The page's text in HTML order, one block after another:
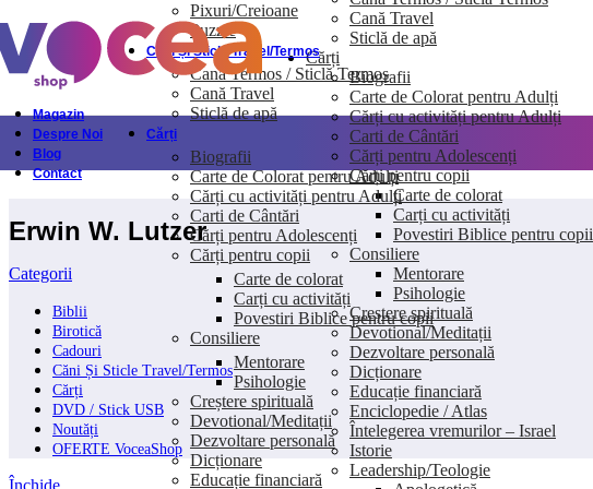
Skip to navigationSkip to main content
Cană Travel
Sticlă de apă
Cărți
Biografii
Carte de Colorat pentru Adulți
Cărți cu activități pentru Adulți
Carti de Cântări
Cărți pentru Adolescenți
Cărți pentru copii
Carte de colorat
Carți cu activități
Povestiri Biblice pentru copii
Consiliere
Mentorare
Psihologie
Creștere spirituală
Devotional/Meditații
Dezvoltare personală
Dicționare
Educație financiară
Enciclopedie / Atlas
Întelegerea vremurilor – Israel
Istorie
Leadership/Teologie
Magazin
Despre Noi
Blog
Contact
Pixuri/Creioane
Puzzle
Căni Și Sticle Travel/Termos
Cană Termos / Sticlă Termos
Cană Travel
Sticlă de apă
Cărți
Biografii
Carte de Colorat pentru Adulți
Cărți cu activități pentru Adulți
Carti de Cântări
Cărți pentru Adolescenți
Cărți pentru copii
Carte de colorat
Carți cu activități
Povestiri Biblice pentru copii
Consiliere
Mentorare
Psihologie
Creștere spirituală
Devotional/Meditații
Dezvoltare personală
Dicționare
Educație financiară
Erwin W. Lutzer
Categorii
Biblii
Birotică
Cadouri
Căni Și Sticle Travel/Termos
Cărți
DVD / Stick USB
Noutăți
OFERTE VoceaShop